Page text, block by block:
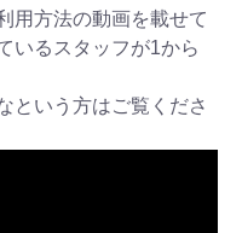
用方法の動画を載せて
いるスタッフが1から
という方はご覧くださ